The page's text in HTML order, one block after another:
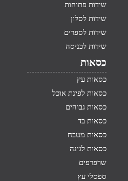
שידות פתוחות
שידות לסלון
שידות לספרים
שידות לכניסה
כסאות
כסאות עץ
כסאות לפינת אוכל
כסאות גבוהים
כסאות בד
כסאות מטבח
כסאות לגינה
שרפרפים
ספסלי עץ